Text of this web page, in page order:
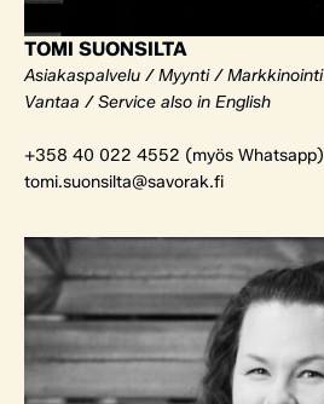
TOMI SUONSILTA
Asiakaspalvelu / Myynti / Markkinointi
Vantaa / Service also in English
+358 40 022 4552 (myös Whatsapp)
tomi.suonsilta@savorak.fi